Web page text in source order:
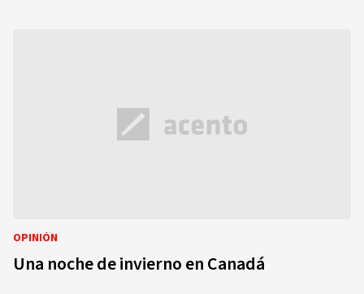
OPINIÓN
Una noche de invierno en Canadá